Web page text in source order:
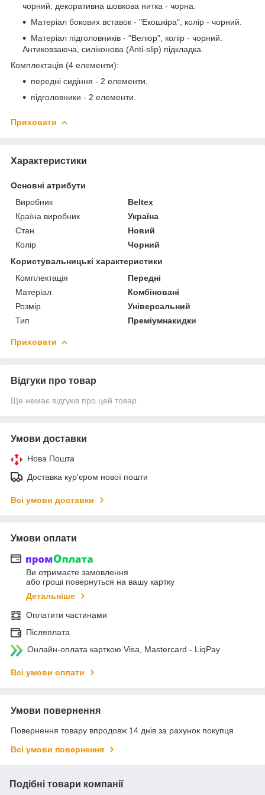
чорний, декоративна шовкова нитка - чорна.
Матеріал бокових вставок - "Екошкіра", колір - чорний.
Матеріал підголовників - "Велюр", колір - чорний.
Антиковзаюча, силіконова (Anti-slip) підкладка.
Комплектація (4 елементи):
передні сидіння - 2 елементи,
підголовники - 2 елементи.
Приховати
Характеристики
Основні атрибути
Виробник
Beltex
Країна виробник
Україна
Стан
Новий
Колір
Чорний
Користувальницькі характеристики
Комплектація
Передні
Матеріал
Комбіновані
Розмір
Універсальний
Тип
Преміумнакидки
Приховати
Відгуки про товар
Ще немає відгуків про цей товар
Умови доставки
Нова Пошта
Доставка кур'єром нової пошти
Всі умови доставки
Умови оплати
Ви отримаєте замовлення
або гроші повернуться на вашу картку
Детальніше
Оплатити частинами
Післяплата
Онлайн-оплата карткою Visa, Mastercard - LiqPay
Всі умови оплати
Умови повернення
Повернення товару впродовж 14 днів за рахунок покупця
Всі умови повернення
Подібні товари компанії